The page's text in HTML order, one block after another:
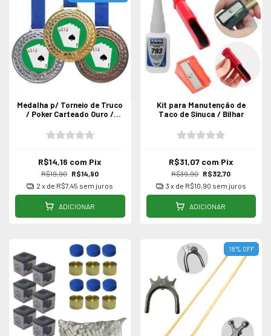
Medalha p/ Torneio de Truco
/ Poker Carteado Ouro /
55mm
R$19,90 R$14,90
R$14,16 com Pix
2 x de R$7,45 sem juros
ADICIONAR
Kit para Manutenção de
Taco de Sinuca / Bilhar
R$39,90 R$32,70
R$31,07 com Pix
3 x de R$10,90 sem juros
ADICIONAR
18% OFF